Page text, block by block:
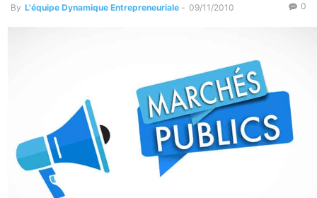
By L'équipe Dynamique Entrepreneuriale - 09/11/2010 0